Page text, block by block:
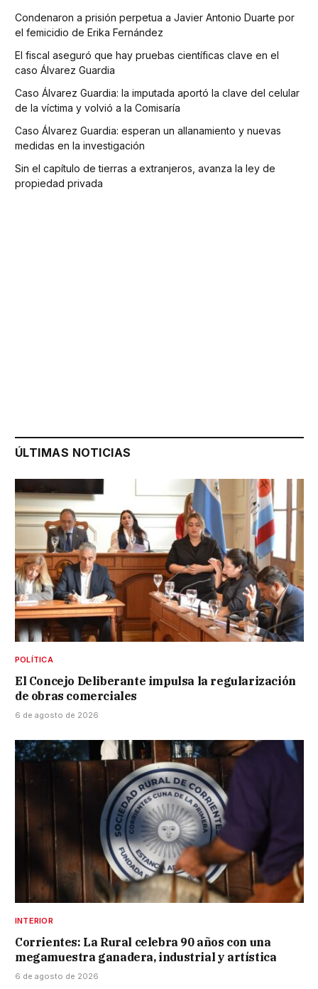
Condenaron a prisión perpetua a Javier Antonio Duarte por
el femicidio de Erika Fernández
El fiscal aseguró que hay pruebas científicas clave en el
caso Álvarez Guardia
Caso Álvarez Guardia: la imputada aportó la clave del celular
de la víctima y volvió a la Comisaría
Caso Álvarez Guardia: esperan un allanamiento y nuevas
medidas en la investigación
Sin el capítulo de tierras a extranjeros, avanza la ley de
propiedad privada
ÚLTIMAS NOTICIAS
POLÍTICA
El Concejo Deliberante impulsa la regularización
de obras comerciales
6 de agosto de 2026
INTERIOR
Corrientes: La Rural celebra 90 años con una
megamuestra ganadera, industrial y artística
6 de agosto de 2026